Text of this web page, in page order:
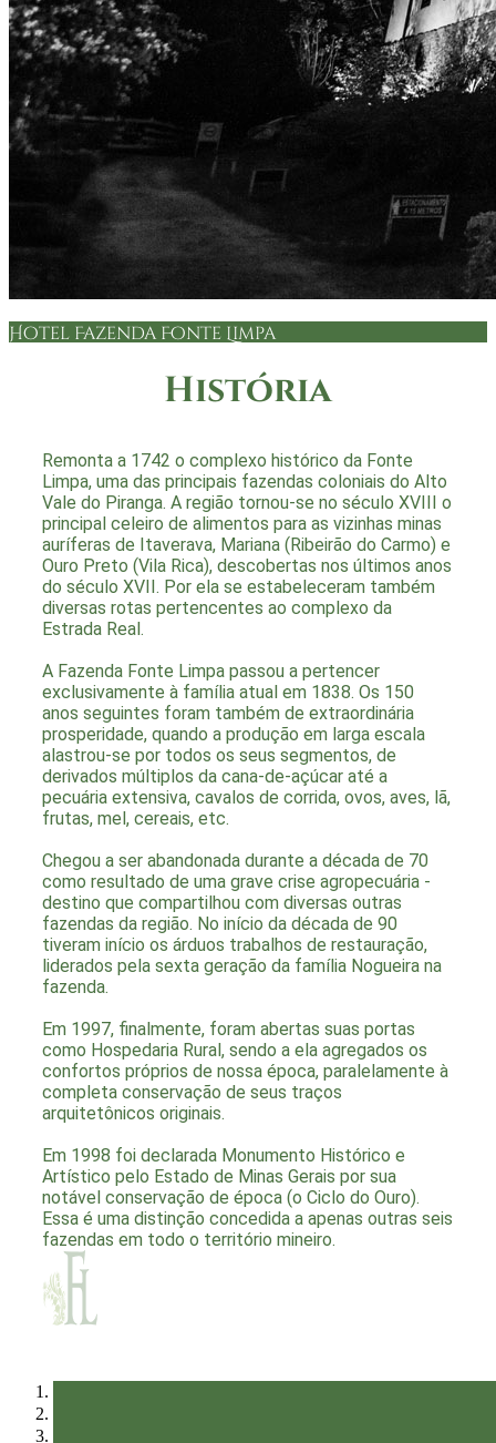
Hotel Fazenda Fonte Limpa
História
Remonta a 1742 o complexo histórico da Fonte
Limpa, uma das principais fazendas coloniais do Alto
Vale do Piranga. A região tornou-se no século XVIII o
principal celeiro de alimentos para as vizinhas minas
auríferas de Itaverava, Mariana (Ribeirão do Carmo) e
Ouro Preto (Vila Rica), descobertas nos últimos anos
do século XVII. Por ela se estabeleceram também
diversas rotas pertencentes ao complexo da
Estrada Real.
A Fazenda Fonte Limpa passou a pertencer
exclusivamente à família atual em 1838. Os 150
anos seguintes foram também de extraordinária
prosperidade, quando a produção em larga escala
alastrou-se por todos os seus segmentos, de
derivados múltiplos da cana-de-açúcar até a
pecuária extensiva, cavalos de corrida, ovos, aves, lã,
frutas, mel, cereais, etc.
Chegou a ser abandonada durante a década de 70
como resultado de uma grave crise agropecuária -
destino que compartilhou com diversas outras
fazendas da região. No início da década de 90
tiveram início os árduos trabalhos de restauração,
liderados pela sexta geração da família Nogueira na
fazenda.
Em 1997, finalmente, foram abertas suas portas
como Hospedaria Rural, sendo a ela agregados os
confortos próprios de nossa época, paralelamente à
completa conservação de seus traços
arquitetônicos originais.
Em 1998 foi declarada Monumento Histórico e
Artístico pelo Estado de Minas Gerais por sua
notável conservação de época (o Ciclo do Ouro).
Essa é uma distinção concedida a apenas outras seis
fazendas em todo o território mineiro.